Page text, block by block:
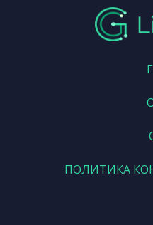
ПОЛИТИКА